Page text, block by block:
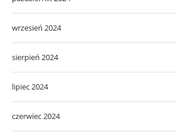
wrzesień 2024
sierpień 2024
lipiec 2024
czerwiec 2024